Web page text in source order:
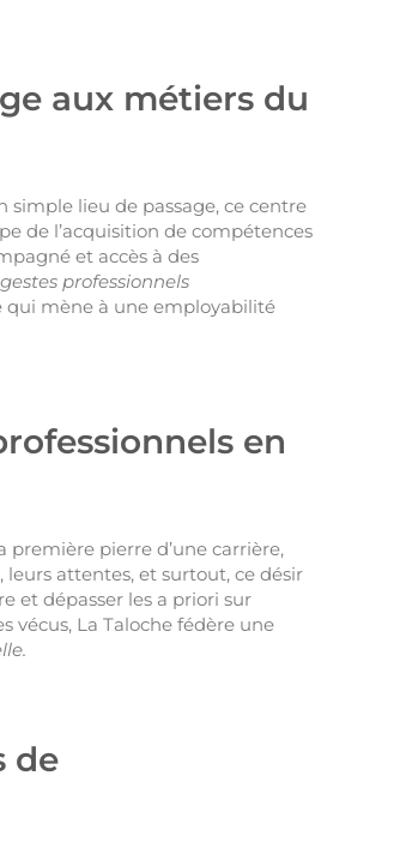
aux métiers du
simple lieu de passage, ce centre
de l’acquisition de compétences
et accès à des
professionnels
qui mène à une employabilité
en
première pierre d’une carrière,
leurs attentes, et surtout, ce désir
et dépasser les a priori sur
vécus, La Taloche fédère une
de